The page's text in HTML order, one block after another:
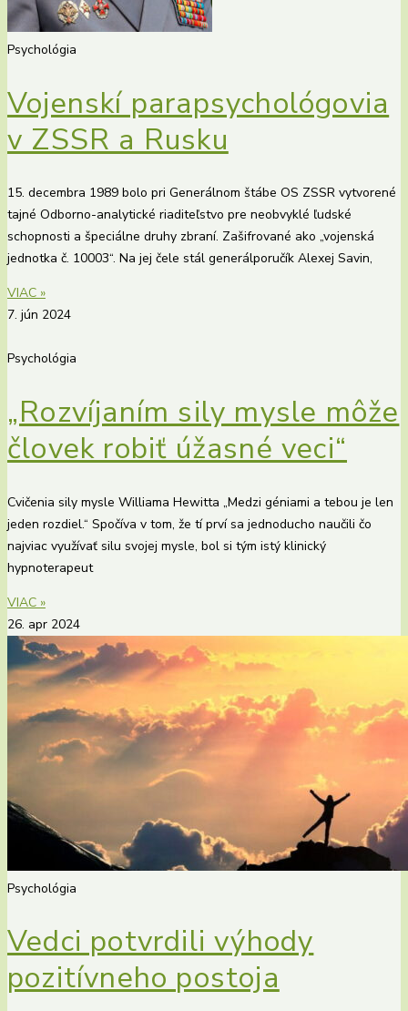
Psychológia
Vojenskí parapsychológovia
v ZSSR a Rusku
15. decembra 1989 bolo pri Generálnom štábe OS ZSSR vytvorené
tajné Odborno-analytické riaditeľstvo pre neobvyklé ľudské
schopnosti a špeciálne druhy zbraní. Zašifrované ako „vojenská
jednotka č. 10003“. Na jej čele stál generálporučík Alexej Savin,
VIAC »
7. jún 2024
Psychológia
„Rozvíjaním sily mysle môže
človek robiť úžasné veci“
Cvičenia sily mysle Williama Hewitta „Medzi géniami a tebou je len
jeden rozdiel.“ Spočíva v tom, že tí prví sa jednoducho naučili čo
najviac využívať silu svojej mysle, bol si tým istý klinický
hypnoterapeut
VIAC »
26. apr 2024
Psychológia
Vedci potvrdili výhody
pozitívneho postoja